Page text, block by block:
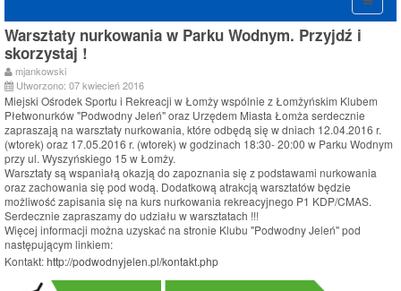
Warsztaty nurkowania w Parku Wodnym. Przyjdź i
skorzystaj !
mjankowski
Utworzono: 07 kwiecień 2016
Miejski Ośrodek Sportu i Rekreacji w Łomży wspólnie z Łomżyńskim Klubem
Płetwonurków "Podwodny Jeleń" oraz Urzędem Miasta Łomża serdecznie
zapraszają na warsztaty nurkowania, które odbędą się w dniach 12.04.2016 r.
(wtorek) oraz 17.05.2016 r. (wtorek) w godzinach 18:30- 20:00 w Parku Wodnym
przy ul. Wyszyńskiego 15 w Łomży.
Warsztaty są wspaniałą okazją do zapoznania się z podstawami nurkowania
oraz zachowania się pod wodą. Dodatkową atrakcją warsztatów będzie
możliwość zapisania się na kurs nurkowania rekreacyjnego P1 KDP/CMAS.
Serdecznie zapraszamy do udziału w warsztatach !!!
Więcej informacji można uzyskać na stronie Klubu "Podwodny Jeleń" pod
następującym linkiem:
Kontakt:http://podwodnyjelen.pl/kontakt.php